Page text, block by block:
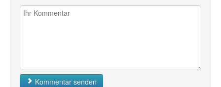
Kommentar senden